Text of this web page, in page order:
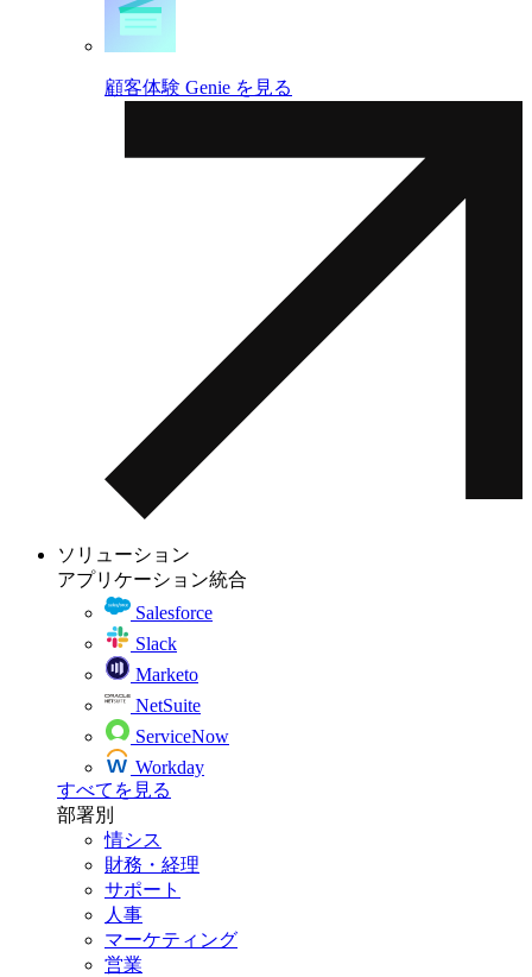
顧客体験 Genie を見る
ソリューション
アプリケーション統合
Salesforce
Slack
Marketo
NetSuite
ServiceNow
Workday
すべてを見る
部署別
情シス
財務・経理
サポート
人事
マーケティング
営業